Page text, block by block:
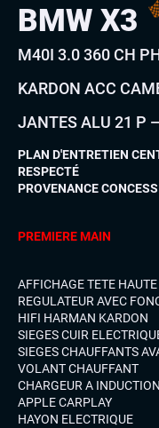
BMW X3
M40I 3.0 360 CH
KARDON ACC
JANTES ALU 21 P
PLAN D'ENTRETIEN
RESPECTÉ
PROVENANCE
PREMIERE MAIN
AFFICHAGE TETE HAUTE
REGULATEUR AVEC
HIFI HARMAN KARDON
SIEGES CUIR
SIEGES CHAUFFANTS
VOLANT CHAUFFANT
CHARGEUR A INDUCTION
APPLE CARPLAY
HAYON ELECTRIQUE